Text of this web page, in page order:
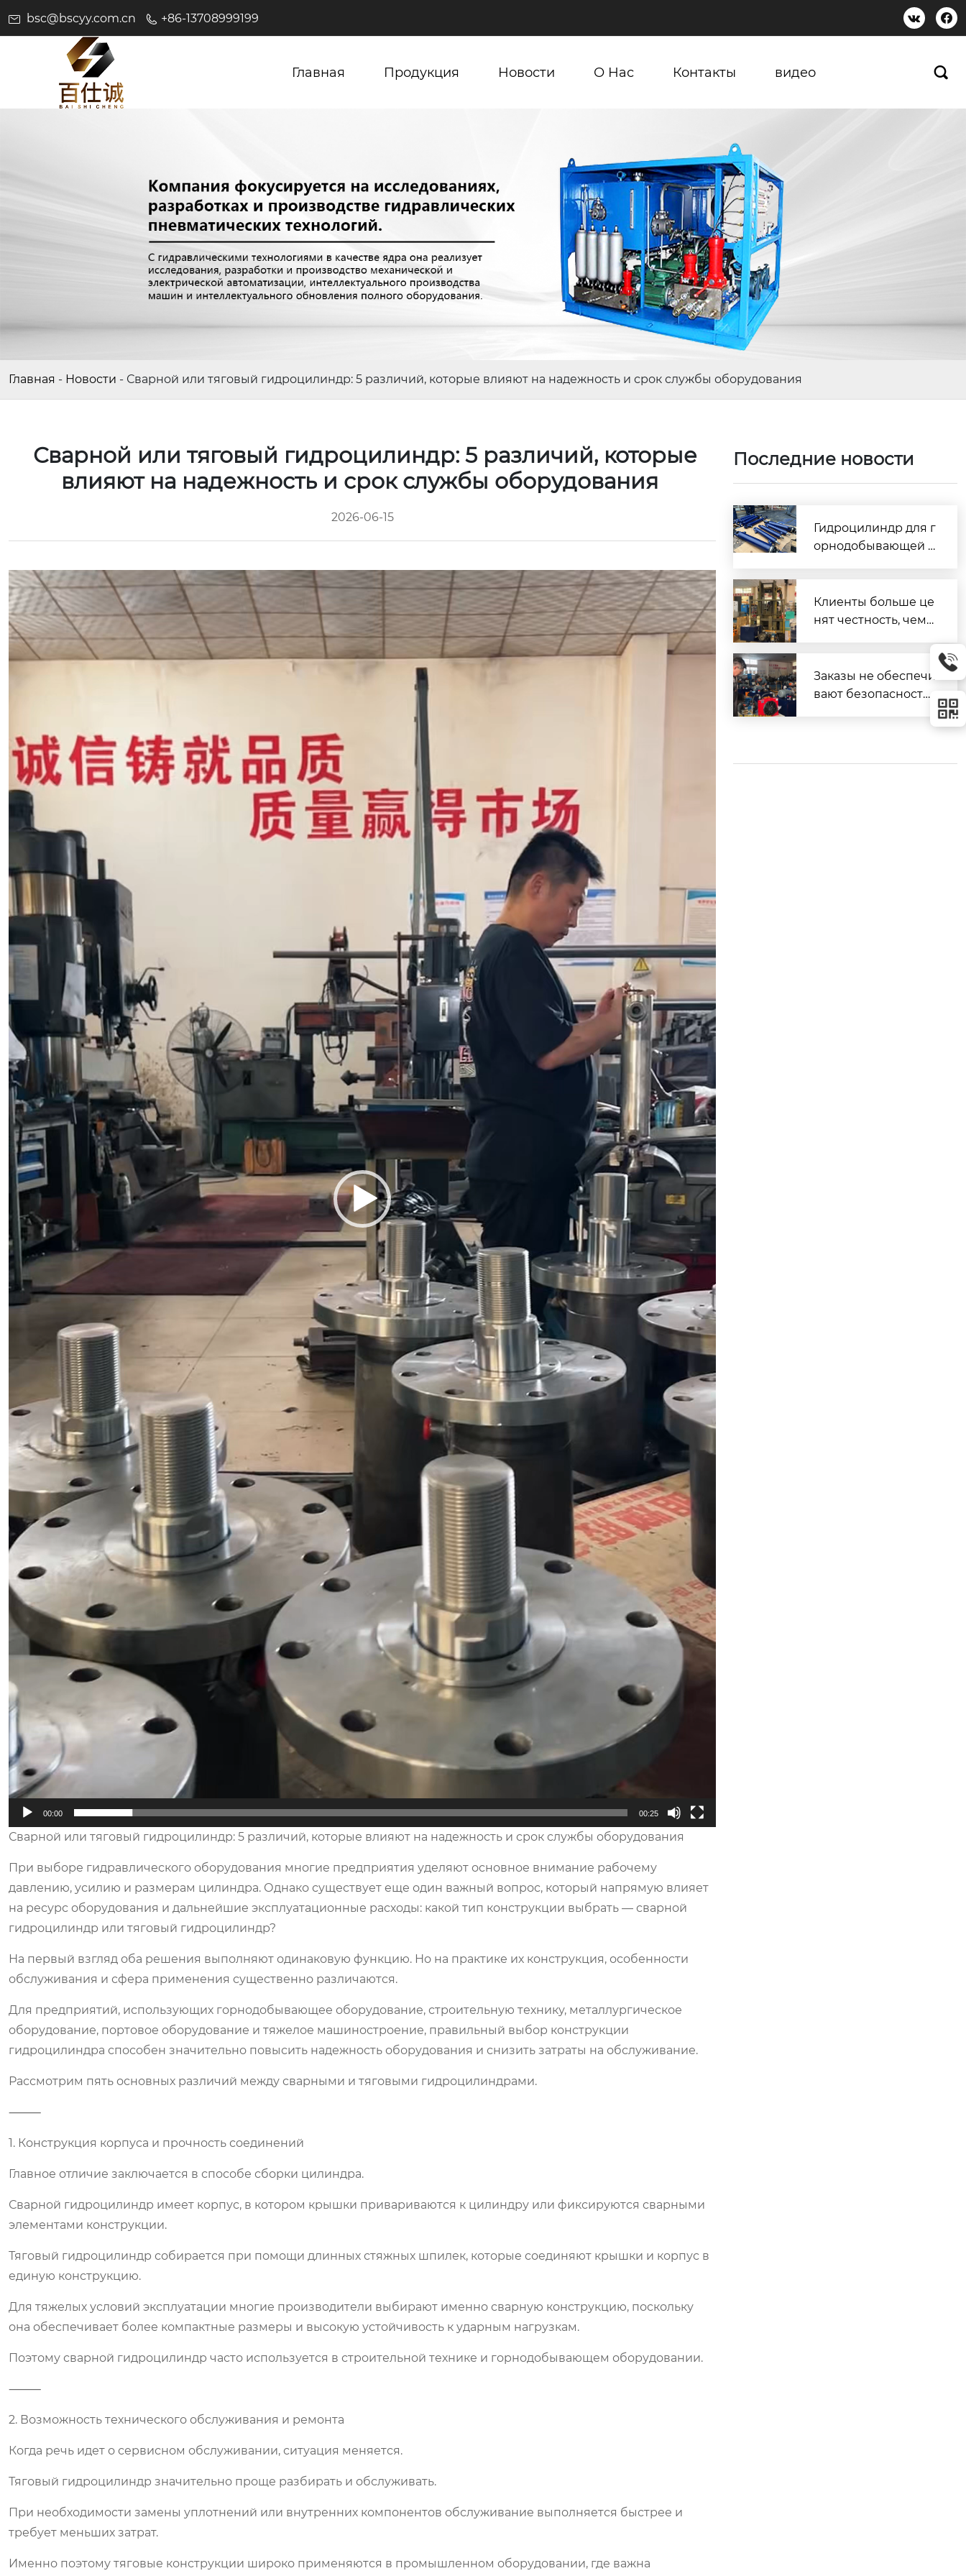
bsc@bscyy.com.cn +86-13708999199  
Главная Продукция Новости О Нас Контакты видео 
Главная - Новости - Сварной или тяговый гидроцилиндр: 5 различий, которые влияют на надежность и срок службы оборудования
Сварной или тяговый гидроцилиндр: 5 различий, которые
влияют на надежность и срок службы оборудования
2026-06-15
Video
Player
00:00 00:25
Сварной или тяговый гидроцилиндр: 5 различий, которые влияют на надежность и срок службы оборудования
При выборе гидравлического оборудования многие предприятия уделяют основное внимание рабочему
давлению, усилию и размерам цилиндра. Однако существует еще один важный вопрос, который напрямую влияет
на ресурс оборудования и дальнейшие эксплуатационные расходы: какой тип конструкции выбрать — сварной
гидроцилиндр или тяговый гидроцилиндр?
На первый взгляд оба решения выполняют одинаковую функцию. Но на практике их конструкция, особенности
обслуживания и сфера применения существенно различаются.
Для предприятий, использующих горнодобывающее оборудование, строительную технику, металлургическое
оборудование, портовое оборудование и тяжелое машиностроение, правильный выбор конструкции
гидроцилиндра способен значительно повысить надежность оборудования и снизить затраты на обслуживание.
Рассмотрим пять основных различий между сварными и тяговыми гидроцилиндрами.
⸻
1. Конструкция корпуса и прочность соединений
Главное отличие заключается в способе сборки цилиндра.
Сварной гидроцилиндр имеет корпус, в котором крышки привариваются к цилиндру или фиксируются сварными
элементами конструкции.
Тяговый гидроцилиндр собирается при помощи длинных стяжных шпилек, которые соединяют крышки и корпус в
единую конструкцию.
Для тяжелых условий эксплуатации многие производители выбирают именно сварную конструкцию, поскольку
она обеспечивает более компактные размеры и высокую устойчивость к ударным нагрузкам.
Поэтому сварной гидроцилиндр часто используется в строительной технике и горнодобывающем оборудовании.
⸻
2. Возможность технического обслуживания и ремонта
Когда речь идет о сервисном обслуживании, ситуация меняется.
Тяговый гидроцилиндр значительно проще разбирать и обслуживать.
При необходимости замены уплотнений или внутренних компонентов обслуживание выполняется быстрее и
требует меньших затрат.
Именно поэтому тяговые конструкции широко применяются в промышленном оборудовании, где важна
Последние новости
Гидроцилиндр для г
орнодобывающей т
х надежную работу
оборудования в тя
Клиенты больше це
нят честность, чем
Заказы не обеспечи
вают безопасность.